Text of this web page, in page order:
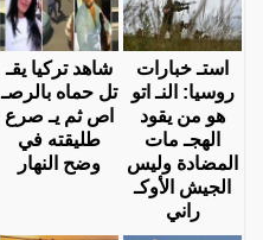
استـ خبارات
روسيا: النـ اتو
هو من يقود
الهجـ مات
المضادة وليس
الجيش الأوكـ
راني
شاهد تركيا يقـ
تل حماه بالرصـ
اص ثم يـ صرع
طليقته في
وضح النهار